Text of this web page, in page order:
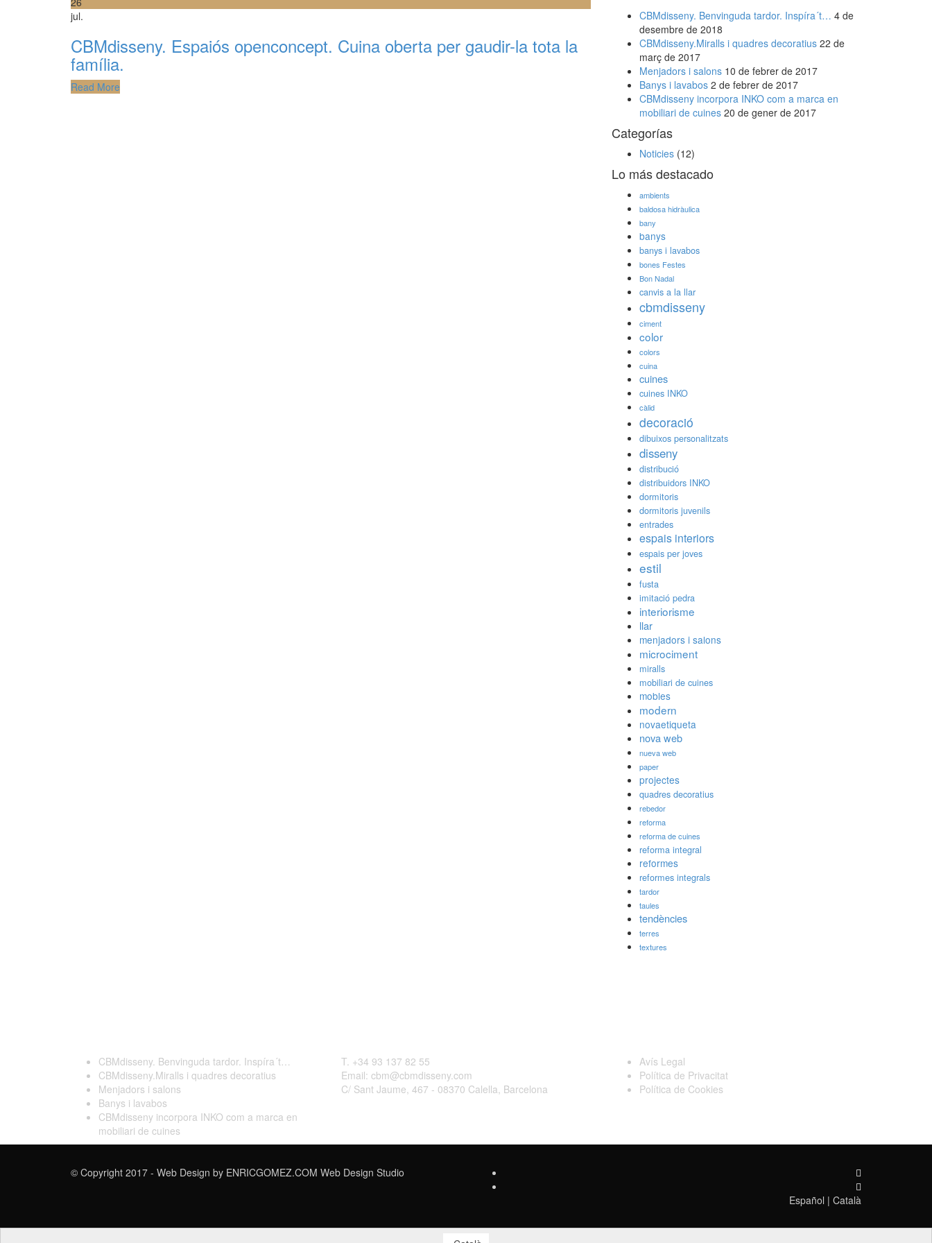
jul.
CBMdisseny. Espaiós openconcept. Cuina oberta per gaudir-la tota la
família.
Read More
CBMdisseny. Benvinguda tardor. Inspíra´t… 4 de
desembre de 2018
CBMdisseny.Miralls i quadres decoratius 22 de
març de 2017
Menjadors i salons 10 de febrer de 2017
Banys i lavabos 2 de febrer de 2017
CBMdisseny incorpora INKO com a marca en
mobiliari de cuines 20 de gener de 2017
Categorías
Noticies (12)
Lo más destacado
ambients
baldosa hidràulica
bany
banys
banys i lavabos
bones Festes
Bon Nadal
canvis a la llar
cbmdisseny
ciment
color
colors
cuina
cuines
cuines INKO
càlid
decoració
dibuixos personalitzats
disseny
distribució
distribuidors INKO
dormitoris
dormitoris juvenils
entrades
espais interiors
espais per joves
estil
fusta
imitació pedra
interiorisme
llar
menjadors i salons
microciment
miralls
mobiliari de cuines
mobles
modern
novaetiqueta
nova web
nueva web
paper
projectes
quadres decoratius
rebedor
reforma
reforma de cuines
reforma integral
reformes
reformes integrals
tardor
taules
tendències
terres
textures
CBMdisseny. Benvinguda tardor. Inspíra´t…
CBMdisseny.Miralls i quadres decoratius
Menjadors i salons
Banys i lavabos
CBMdisseny incorpora INKO com a marca en
mobiliari de cuines
T. +34 93 137 82 55
Email: cbm@cbmdisseny.com
C/ Sant Jaume, 467 - 08370 Calella, Barcelona
Avís Legal
Política de Privacitat
Política de Cookies
© Copyright 2017 - Web Design by ENRICGOMEZ.COM Web Design Studio
Español | Català